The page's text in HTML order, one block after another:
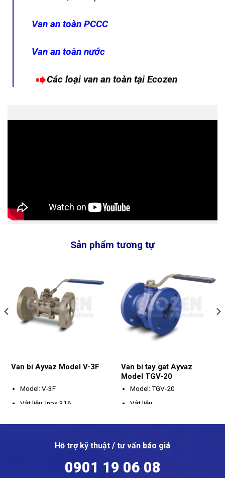
Van an toàn PCCC
Van an toàn nước
Các loại van an toàn tại Ecozen
Sản phẩm tương tự
Van bi Ayvaz Model V-3F
Model: V-3F
Vật liệu: Inox 316
Van bi tay gat Ayvaz
Model TGV-20
Model: TGV-20
Vật liệu:
Thân: Thép GG-25
Kết nối: Mặt bích
Hỗ trợ kỹ thuật / tư vấn báo giá
0901 19 06 08